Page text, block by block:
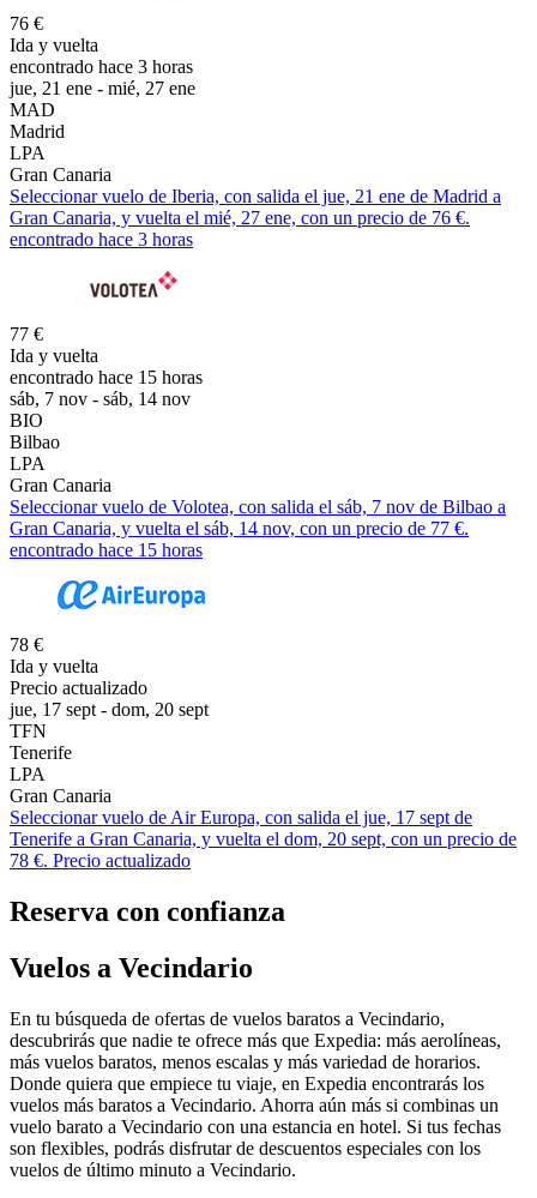
76 €
Ida y vuelta
encontrado hace 3 horas
jue, 21 ene - mié, 27 ene
MAD
Madrid
LPA
Gran Canaria
Seleccionar vuelo de Iberia, con salida el jue, 21 ene de Madrid a
Gran Canaria, y vuelta el mié, 27 ene, con un precio de 76 €.
encontrado hace 3 horas
77 €
Ida y vuelta
encontrado hace 15 horas
sáb, 7 nov - sáb, 14 nov
BIO
Bilbao
LPA
Gran Canaria
Seleccionar vuelo de Volotea, con salida el sáb, 7 nov de Bilbao a
Gran Canaria, y vuelta el sáb, 14 nov, con un precio de 77 €.
encontrado hace 15 horas
78 €
Ida y vuelta
Precio actualizado
jue, 17 sept - dom, 20 sept
TFN
Tenerife
LPA
Gran Canaria
Seleccionar vuelo de Air Europa, con salida el jue, 17 sept de
Tenerife a Gran Canaria, y vuelta el dom, 20 sept, con un precio de
78 €. Precio actualizado
Reserva con confianza
Vuelos a Vecindario
En tu búsqueda de ofertas de vuelos baratos a Vecindario,
descubrirás que nadie te ofrece más que Expedia: más aerolíneas,
más vuelos baratos, menos escalas y más variedad de horarios.
Donde quiera que empiece tu viaje, en Expedia encontrarás los
vuelos más baratos a Vecindario. Ahorra aún más si combinas un
vuelo barato a Vecindario con una estancia en hotel. Si tus fechas
son flexibles, podrás disfrutar de descuentos especiales con los
vuelos de último minuto a Vecindario.